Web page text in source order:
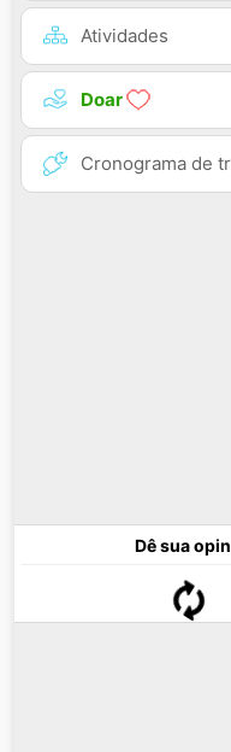
Atividades
Doar
Cronograma de
Dê sua